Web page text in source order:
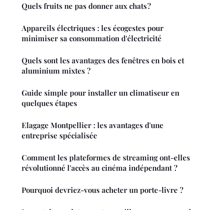
Quels fruits ne pas donner aux chats ?
Appareils électriques : les écogestes pour
minimiser sa consommation d'électricité
Quels sont les avantages des fenêtres en bois et
aluminium mixtes ?
Guide simple pour installer un climatiseur en
quelques étapes
Elagage Montpellier : les avantages d'une
entreprise spécialisée
Comment les plateformes de streaming ont-elles
révolutionné l'accès au cinéma indépendant ?
Pourquoi devriez-vous acheter un porte-livre ?